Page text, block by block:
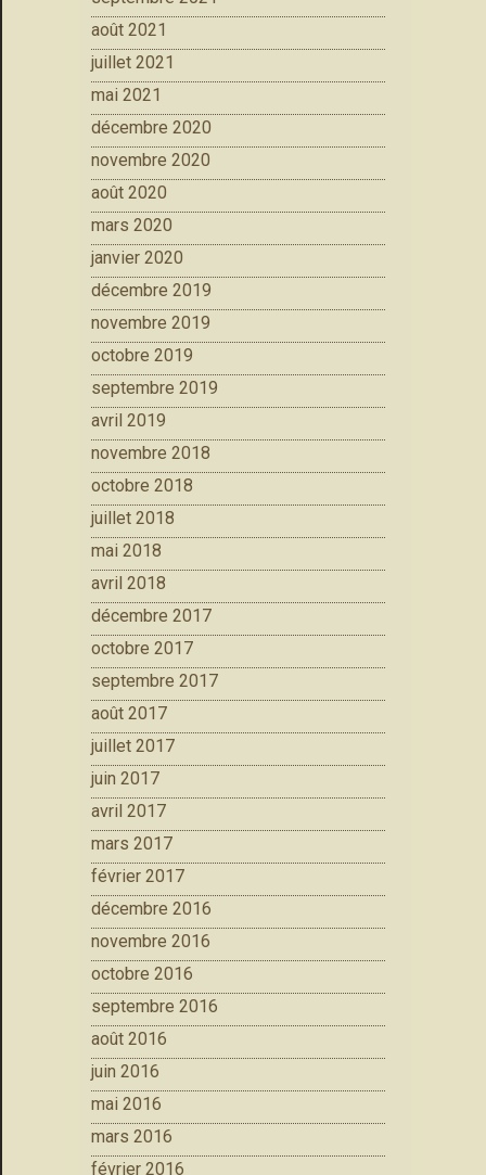
août 2021
juillet 2021
mai 2021
décembre 2020
novembre 2020
août 2020
mars 2020
janvier 2020
décembre 2019
novembre 2019
octobre 2019
septembre 2019
avril 2019
novembre 2018
octobre 2018
juillet 2018
mai 2018
avril 2018
décembre 2017
octobre 2017
septembre 2017
août 2017
juillet 2017
juin 2017
avril 2017
mars 2017
février 2017
décembre 2016
novembre 2016
octobre 2016
septembre 2016
août 2016
juin 2016
mai 2016
mars 2016
février 2016